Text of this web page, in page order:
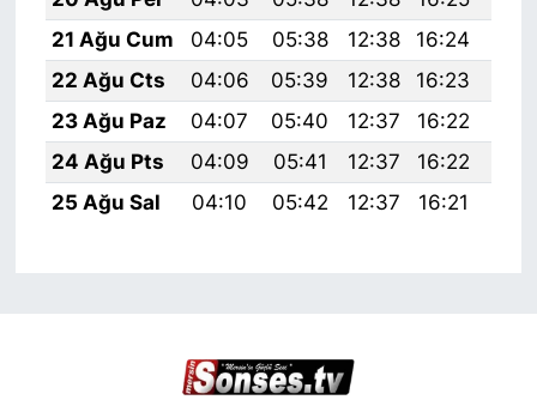
21 Ağu Cum
04:05 05:38 12:38 16:24
22 Ağu Cts
04:06 05:39 12:38 16:23
23 Ağu Paz
04:07 05:40 12:37 16:22
24 Ağu Pts
04:09 05:41 12:37 16:22
25 Ağu Sal
04:10 05:42 12:37 16:21